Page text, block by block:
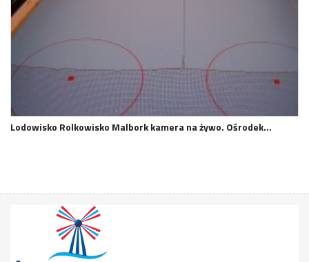
Lodowisko Rolkowisko Malbork kamera na żywo. Ośrodek…